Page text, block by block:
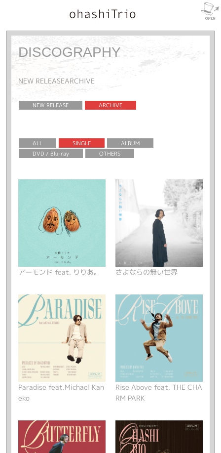
DISCOGRAPHY
NEW RELEASEARCHIVE
NEW RELEASE ARCHIVE
ALL SINGLE
ALBUM
DVD / Blu-ray
OTHERS
アーモンド feat. りりあ。 さよならの無い世界
Paradise feat.Michael Kan
eko
Rise Above feat. THE CHA
RM PARK